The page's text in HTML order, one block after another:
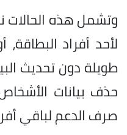
وتشمل هذه الحالات
لأحد أفراد
طويلة دون تحديث
حذف بيانات
صرف الدعم لباقي